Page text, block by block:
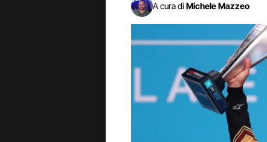
A cura di Michele Mazzeo